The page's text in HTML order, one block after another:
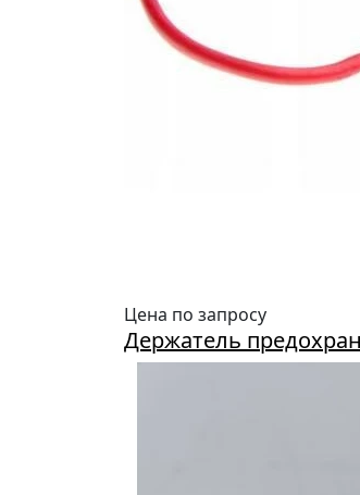
Цена по запросу
Держатель